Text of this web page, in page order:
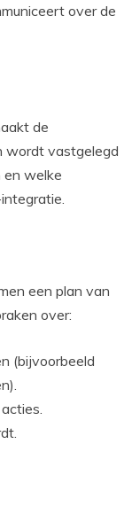
over de
de
wordt vastgelegd
en welke
een plan van
over:
(bijvoorbeeld